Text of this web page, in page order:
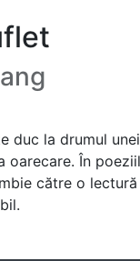
la drumul
În
către o